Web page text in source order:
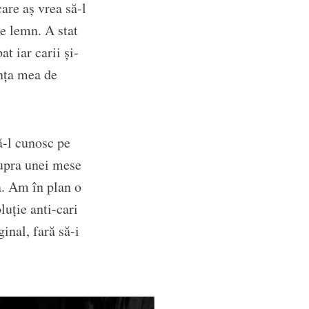
aș vrea să-l
lemn. A stat
iar carii și-
mea de
l cunosc pe
unei mese
Am în plan o
anti-cari
fară să-i